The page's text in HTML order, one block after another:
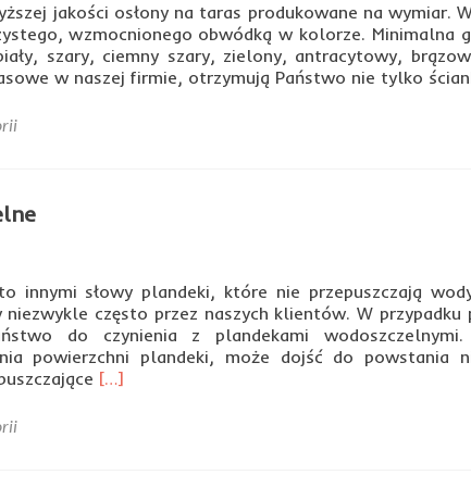
jakości osłony na taras produkowane na wymiar.
wzmocnionego obwódką w kolorze.
szary, ciemny szary, zielony, antracytowy,
w naszej firmie, otrzymują Państwo nie tylko
innymi słowy plandeki, które nie przepuszczają
często przez naszych klientów. W przypadku
do czynienia z plandekami
powierzchni plandeki, może dojść do powstania
Read
[…]